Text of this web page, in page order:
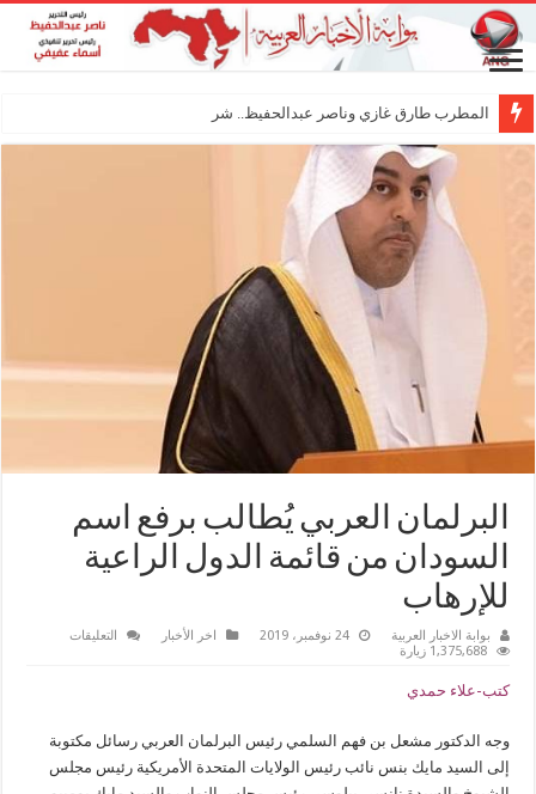
المطرب طارق غازي وناصر عبدالحفيظ.. شراكة فنية
البرلمان العربي يُطالب برفع اسم
السودان من قائمة الدول الراعية
للإرهاب
بوابة الاخبار العربية 24 نوفمبر، 2019 اخر الأخبار التعليقات
من
الدول
1,375,688 زيارة
كتب-علاء حمدي
وجه الدكتور مشعل بن فهم السلمي رئيس البرلمان العربي رسائل مكتوبة
إلى السيد مايك بنس نائب رئيس الولايات المتحدة الأمريكية رئيس مجلس